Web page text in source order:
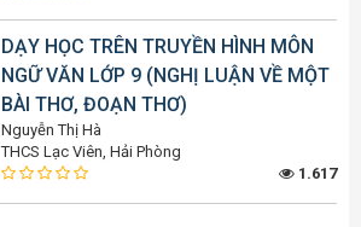
DẠY HỌC TRÊN TRUYỀN HÌNH MÔN
NGỮ VĂN LỚP 9 (NGHỊ LUẬN VỀ MỘT
BÀI THƠ, ĐOẠN THƠ)
Nguyễn Thị Hà
THCS Lạc Viên, Hải Phòng
1.617